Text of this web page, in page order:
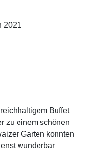
Buffet
zu einem schönen
Garten konnten
wunderbar